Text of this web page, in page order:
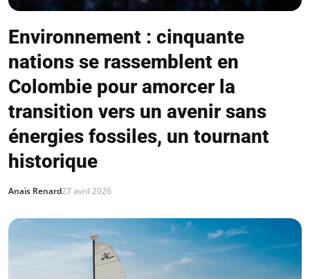
Environnement : cinquante
nations se rassemblent en
Colombie pour amorcer la
transition vers un avenir sans
énergies fossiles, un tournant
historique
Anaïs Renard27 avril 2026